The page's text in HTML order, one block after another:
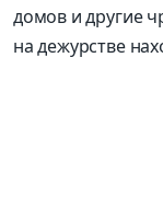
домов и другие
на дежурстве